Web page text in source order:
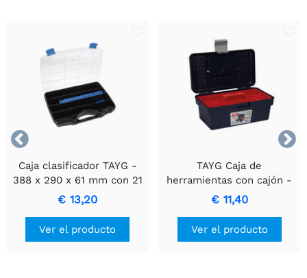


Caja clasificador TAYG -
388 x 290 x 61 mm con 21
compartimentos
removibles.
€ 13,20
Ver el producto
TAYG Caja de
herramientas con cajón -
Solución de
almacenamiento
compacta y duradera.
€ 11,40
Ver el producto